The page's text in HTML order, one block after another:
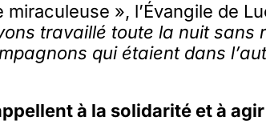
miraculeuse », l’Évangile de
travaillé toute la nuit sans
qui étaient dans
à la solidarité et à